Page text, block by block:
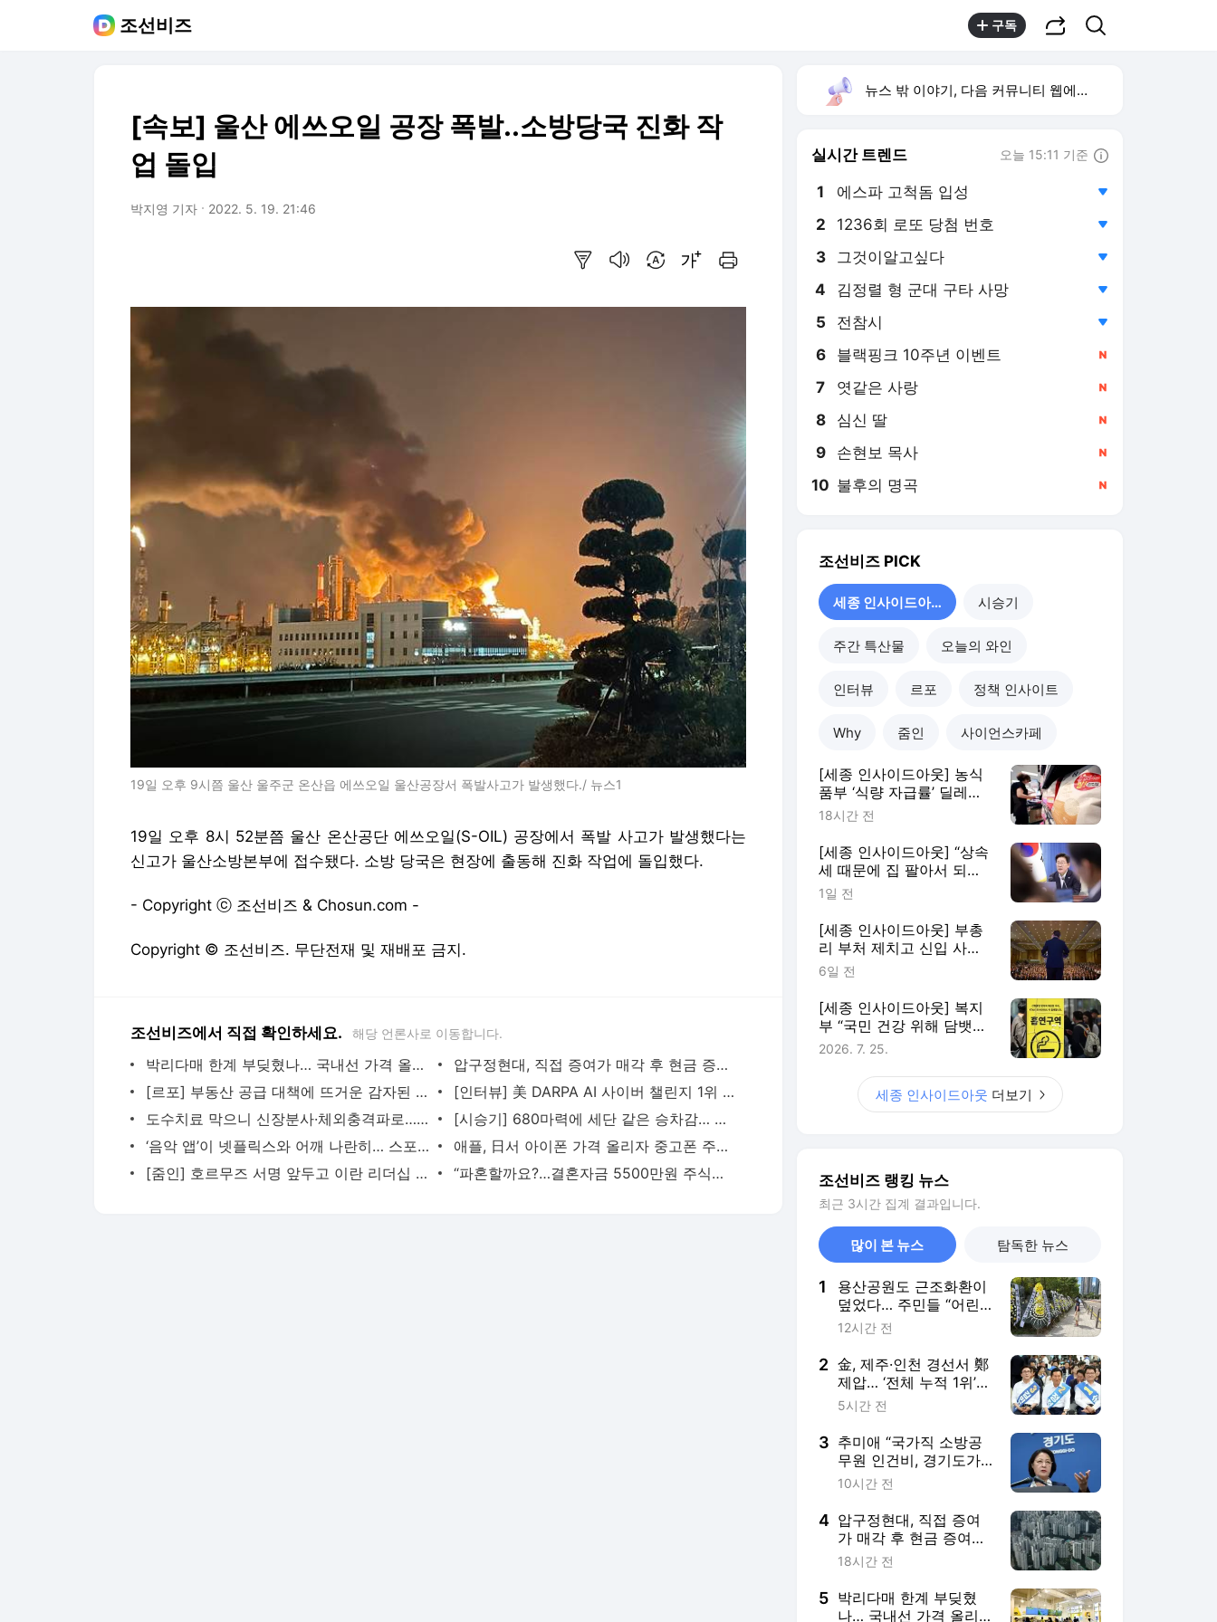
조선비즈 구독
[속보] 울산 에쓰오일 공장 폭발..소방당국 진화 작
업 돌입
박지영 기자 2022. 5. 19. 21:46
19일 오후 9시쯤 울산 울주군 온산읍 에쓰오일 울산공장서 폭발사고가 발생했다./ 뉴스1
19일 오후 8시 52분쯤 울산 온산공단 에쓰오일(S-OIL) 공장에서 폭발 사고가 발생했다는
신고가 울산소방본부에 접수됐다. 소방 당국은 현장에 출동해 진화 작업에 돌입했다.
- Copyright ⓒ 조선비즈 & Chosun.com -
Copyright © 조선비즈. 무단전재 및 재배포 금지.
조선비즈에서 직접 확인하세요. 해당 언론사로 이동합니다.
박리다매 한계 부딪혔나… 국내선 가격 올리고 해외로 향하는 저가커피
압구정현대, 직접 증여가 매각 후 현금 증여보다 세금 7억 덜 낸다…계산기 두드리는 강남 고령
[르포] 부동산 공급 대책에 뜨거운 감자된 ‘용산공원’… 시민들은 “녹지 지켜야”
[인터뷰] 美 DARPA AI 사이버 챌린지 1위 이끈 김태수 마이크로소프트 부사장 “AI 모델보다 중요한
도수치료 막으니 신장분사·체외충격파로… 비급여 ‘풍선효과’
[시승기] 680마력에 세단 같은 승차감… 볼보 전기 SUV ‘EX90’
‘음악 앱’이 넷플릭스와 어깨 나란히… 스포티파이 유료 이용자 3억 돌파 비결은
애플, 日서 아이폰 가격 올리자 중고폰 주문량 2배 껑충… 리퍼폰 패널은 신제품용 추월
[줌인] 호르무즈 서명 앞두고 이란 리더십 증발… 최고지도자 잠행·대통령 사임설
“파혼할까요?…결혼자금 5500만원 주식으로 날린 예비신부
뉴스 밖 이야기, 다음 커뮤니티 웹에서 보기
실시간 트렌드 오늘 15:11 기준
1 에스파 고척돔 입성
2 1236회 로또 당첨 번호
3 그것이알고싶다
4 김정렬 형 군대 구타 사망
5 전참시
6 블랙핑크 10주년 이벤트
7 엿같은 사랑
8 심신 딸
9 손현보 목사
10 불후의 명곡
조선비즈 PICK
세종 인사이드아웃 시승기
주간 특산물 오늘의 와인
인터뷰 르포 정책 인사이트
Why 줌인 사이언스카페
[세종 인사이드아웃] 농식
품부 ‘식량 자급률’ 딜레
마... “5년 마다 찾아오는 고
18시간 전
[세종 인사이드아웃] “상속
세 때문에 집 팔아서 되겠
냐” 李 약속한 ‘공제 확대’
1일 전
[세종 인사이드아웃] 부총
리 부처 제치고 신입 사무
관 대거 받는 공정위… ‘경
6일 전
[세종 인사이드아웃] 복지
부 “국민 건강 위해 담뱃값
올려야” VS 재경부 “물가
2026. 7. 25.
세종 인사이드아웃 더보기
조선비즈 랭킹 뉴스
최근 3시간 집계 결과입니다.
많이 본 뉴스 탐독한 뉴스
1
용산공원도 근조화환이
덮었다… 주민들 “어린
이정원에 주택 안 돼”
12시간 전
2 金, 제주·인천 경선서 鄭
제압… ‘전체 누적 1위’
탈환
5시간 전
3 추미애 “국가직 소방공
무원 인건비, 경기도가 1
조원 이상 부담… 재정
10시간 전
4 압구정현대, 직접 증여
가 매각 후 현금 증여보
다 세금 7억 덜 낸다…계
령층
18시간 전
5 박리다매 한계 부딪혔
나… 국내선 가격 올리